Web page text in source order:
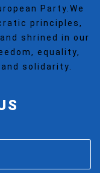
Party.We
principles,
shrined in our
equality,
solidarity.